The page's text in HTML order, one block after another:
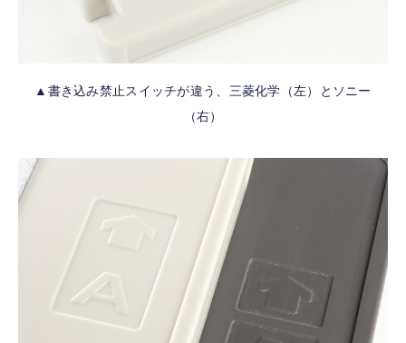
▲書き込み禁止スイッチが違う、三菱化学（左）とソニー
（右）